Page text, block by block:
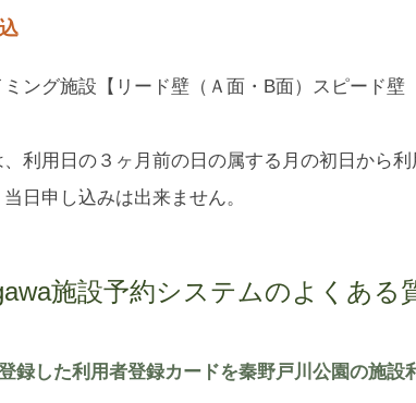
ミング施設【リード壁（Ａ面・B面）スピード
、利用日の３ヶ月前の日の属する月の初日から
日申し込みは出来ません。
施設予約システムのよくある
録した利用者登録カードを秦野戸川公園の施設